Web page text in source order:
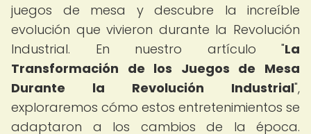
juegos de mesa y descubre la increíble
evolución que vivieron durante la Revolución
Industrial. En nuestro artículo "La
Transformación de los Juegos de Mesa
Durante la Revolución Industrial",
exploraremos cómo estos entretenimientos se
adaptaron a los cambios de la época.